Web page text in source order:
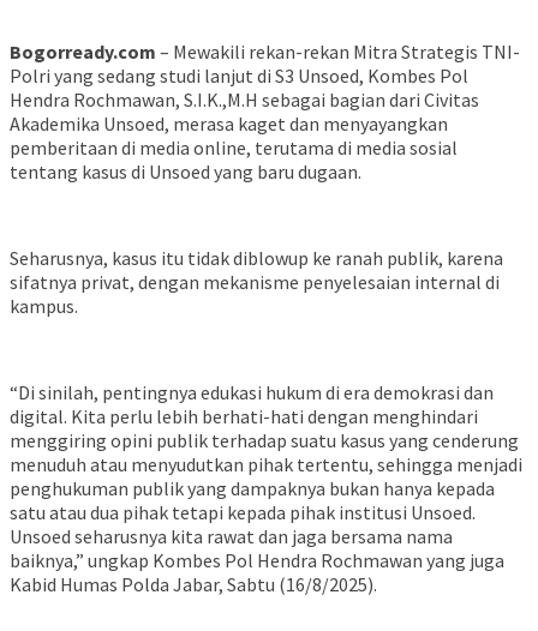
Bogorready.com – Mewakili rekan-rekan Mitra Strategis TNI-
Polri yang sedang studi lanjut di S3 Unsoed, Kombes Pol
Hendra Rochmawan, S.I.K.,M.H sebagai bagian dari Civitas
Akademika Unsoed, merasa kaget dan menyayangkan
pemberitaan di media online, terutama di media sosial
tentang kasus di Unsoed yang baru dugaan.
Seharusnya, kasus itu tidak diblowup ke ranah publik, karena
sifatnya privat, dengan mekanisme penyelesaian internal di
kampus.
“Di sinilah, pentingnya edukasi hukum di era demokrasi dan
digital. Kita perlu lebih berhati-hati dengan menghindari
menggiring opini publik terhadap suatu kasus yang cenderung
menuduh atau menyudutkan pihak tertentu, sehingga menjadi
penghukuman publik yang dampaknya bukan hanya kepada
satu atau dua pihak tetapi kepada pihak institusi Unsoed.
Unsoed seharusnya kita rawat dan jaga bersama nama
baiknya,” ungkap Kombes Pol Hendra Rochmawan yang juga
Kabid Humas Polda Jabar, Sabtu (16/8/2025).